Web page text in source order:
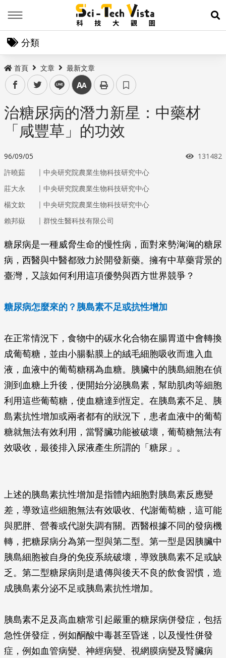
展
分類
首頁 文章 最新文章
facebooktwitter line 中
治糖尿病的潛力新星：中藥材
「咸豐草」的功效
96/09/05 瀏覽次數
131482
許曉茹 ｜ 中央研究院農業生物科技研究中心
莊大永
｜ 中央研究院農業生物科技研究中心
楊文欽
｜ 中央研究院農業生物科技研究中心
賴邦嶽
｜ 群悅生醫科技有限公司
糖尿病是一種威脅生命的慢性病，面對來勢洶洶的糖尿
病，西醫與中醫都致力於開發新藥。擁有中草藥背景的
臺灣，又該如何利用這項優勢與西方世界競爭？
糖尿病怎麼來的？胰島素不足或抗性增加
在正常情況下，食物中的碳水化合物在腸胃道中會轉換
成葡萄糖，並由小腸黏膜上的絨毛細胞吸收而進入血
液，血液中的葡萄糖稱為血糖。胰臟中的胰島細胞在偵
測到血糖上升後，便開始分泌胰島素，幫助肌肉等細胞
利用這些葡萄糖，使血糖達到恆定。在胰島素不足、胰
島素抗性增加或兩者都有的狀況下，患者血液中的葡萄
糖就無法有效利用，當腎臟功能被破壞，葡萄糖無法有
效吸收，最後排入尿液產生所謂的「糖尿」。
上述的胰島素抗性增加是指體內細胞對胰島素反應變
差，導致這些細胞無法有效吸收、代謝葡萄糖，這可能
與肥胖、營養或代謝失調有關。西醫根據不同的發病機
轉，把糖尿病分為第一型與第二型。第一型是因胰臟中
胰島細胞被自身的免疫系統破壞，導致胰島素不足或缺
乏。第二型糖尿病則是遺傳與後天不良的飲食習慣，造
成胰島素分泌不足或胰島素抗性增加。
胰島素不足及高血糖常引起嚴重的糖尿病併發症，包括
急性併發症，例如酮酸中毒甚至昏迷，以及慢性併發
症，例如血管病變、神經病變、視網膜病變及腎臟病